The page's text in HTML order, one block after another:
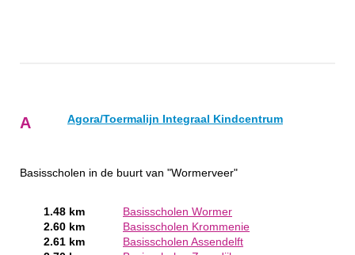
A Agora/Toermalijn Integraal Kindcentrum
Basisscholen in de buurt van "Wormerveer"
1.48 km
Basisscholen Wormer
2.60 km
Basisscholen Krommenie
2.61 km
Basisscholen Assendelft